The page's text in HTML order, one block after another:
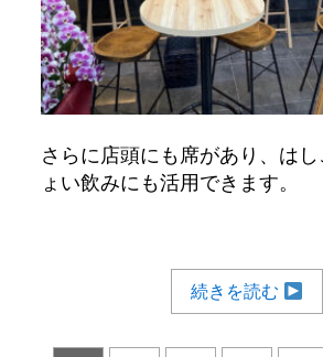
さらに店頭にも席があり、は
ょい飲みにも活用できます。
続きを読む